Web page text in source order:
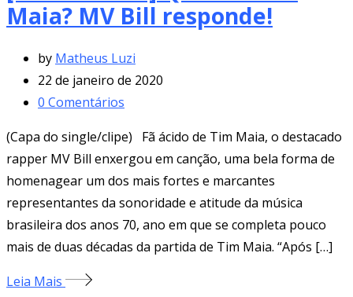
Maia? MV Bill responde!
by Matheus Luzi
22 de janeiro de 2020
0 Comentários
(Capa do single/clipe) Fã ácido de Tim Maia, o destacado
rapper MV Bill enxergou em canção, uma bela forma de
homenagear um dos mais fortes e marcantes
representantes da sonoridade e atitude da música
brasileira dos anos 70, ano em que se completa pouco
mais de duas décadas da partida de Tim Maia. “Após […]
Leia Mais